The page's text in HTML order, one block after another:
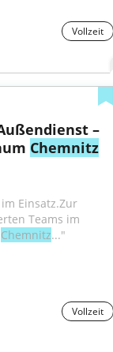
Vollzeit
–
Chemnitz
Einsatz.Zur
Teams im
Chemnitz..."
Vollzeit